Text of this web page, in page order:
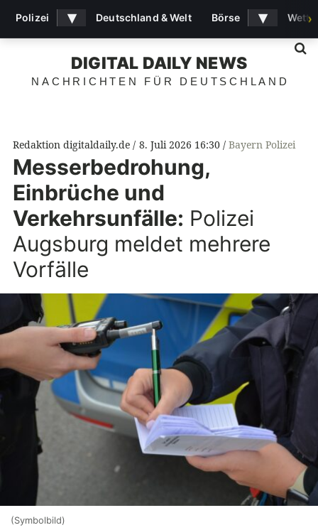
DIGITAL DAILY NEWS
NACHRICHTEN FÜR DEUTSCHLAND
Redaktion digitaldaily.de 8. Juli 2026 16:30 Bayern Polizei
Messerbedrohung,
Einbrüche und
Verkehrsunfälle: Polizei
Augsburg meldet mehrere
Vorfälle
(Symbolbild)
Polizei ▾ Deutschland & Welt Börse ▾ ›